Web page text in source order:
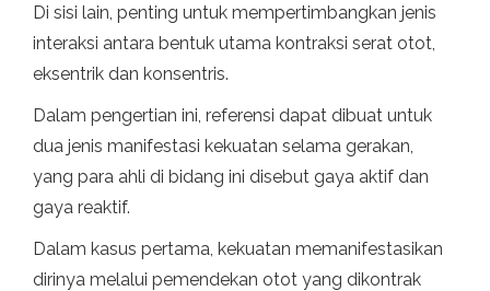
Di sisi lain, penting untuk mempertimbangkan jenis
interaksi antara bentuk utama kontraksi serat otot,
eksentrik dan konsentris.
Dalam pengertian ini, referensi dapat dibuat untuk
dua jenis manifestasi kekuatan selama gerakan,
yang para ahli di bidang ini disebut gaya aktif dan
gaya reaktif.
Dalam kasus pertama, kekuatan memanifestasikan
dirinya melalui pemendekan otot yang dikontrak